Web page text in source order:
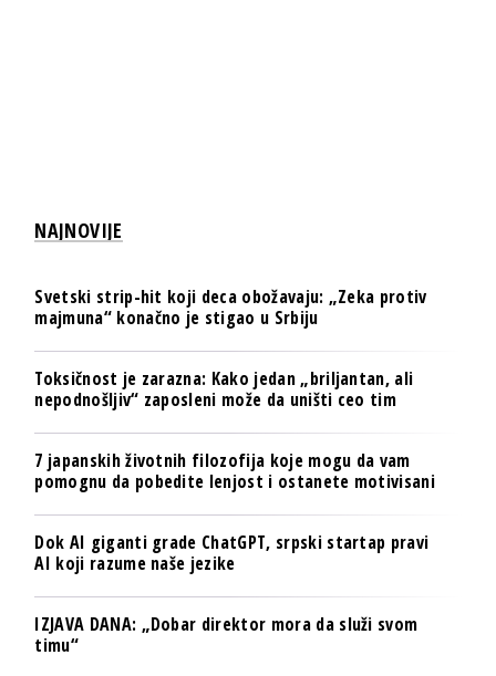
NAJNOVIJE
Svetski strip-hit koji deca obožavaju: „Zeka protiv
majmuna“ konačno je stigao u Srbiju
Toksičnost je zarazna: Kako jedan „briljantan, ali
nepodnošljiv“ zaposleni može da uništi ceo tim
7 japanskih životnih filozofija koje mogu da vam
pomognu da pobedite lenjost i ostanete motivisani
Dok AI giganti grade ChatGPT, srpski startap pravi
AI koji razume naše jezike
IZJAVA DANA: „Dobar direktor mora da služi svom
timu“